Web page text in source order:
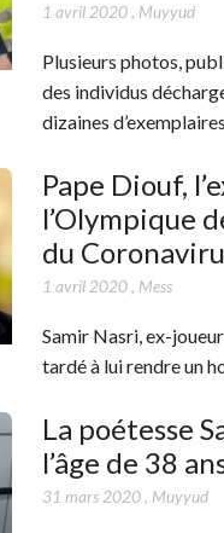
1 avril 2020, Muyyud
Plusieurs photos,
des individus
dizaines
Pape Diouf,
l’Olympique
du
1 avril 2020, Mess
Samir Nasri, ex-joueur
tardé à lui rendre un
La poétesse
l’âge de 38
31 mars 2020, Muyyud